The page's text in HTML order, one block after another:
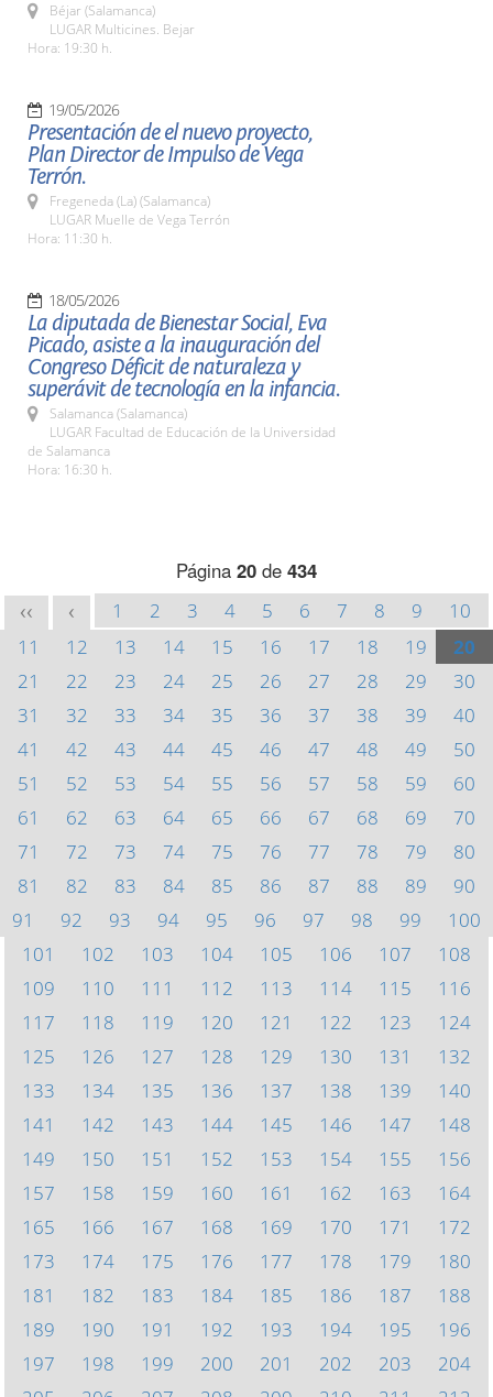
Béjar (Salamanca)
LUGAR Multicines. Bejar
Hora: 19:30 h.
19/05/2026
Presentación de el nuevo proyecto,
Plan Director de Impulso de Vega
Terrón.
Fregeneda (La) (Salamanca)
LUGAR Muelle de Vega Terrón
Hora: 11:30 h.
18/05/2026
La diputada de Bienestar Social, Eva
Picado, asiste a la inauguración del
Congreso Déficit de naturaleza y
superávit de tecnología en la infancia.
Salamanca (Salamanca)
LUGAR Facultad de Educación de la Universidad
de Salamanca
Hora: 16:30 h.
Página 20 de 434
<< < 1 2 3 4 5 6 7 8 9
10
11
12 13 14 15 16 17 18 19
20
21
22 23 24 25 26 27 28 29
30
31
32 33 34 35 36 37 38 39
40
41
42 43 44 45 46 47 48 49
50
51
52 53 54 55 56 57 58 59
60
61
62 63 64 65 66 67 68 69
70
71
72 73 74 75 76 77 78 79
80
81
82 83 84 85 86 87 88 89
90
91
92 93 94 95 96 97 98 99
100
101
102 103 104 105 106 107
108
109
110 111 112 113 114 115
116
117
118 119 120 121 122 123
124
125
126 127 128 129 130 131
132
133
134 135 136 137 138 139
140
141
142 143 144 145 146 147
148
149
150 151 152 153 154 155
156
157
158 159 160 161 162 163
164
165
166 167 168 169 170 171
172
173
174 175 176 177 178 179
180
181
182 183 184 185 186 187
188
189
190 191 192 193 194 195
196
197
198 199 200 201 202 203
204